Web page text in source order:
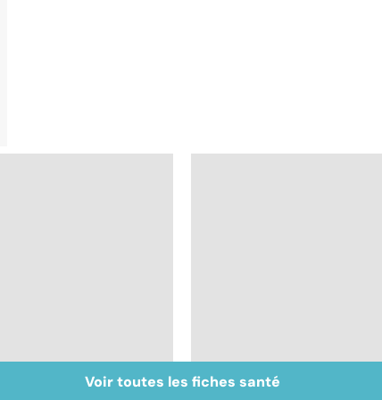
Inflammation des
Suicide : prévenir le
Voir toutes les fiches santé